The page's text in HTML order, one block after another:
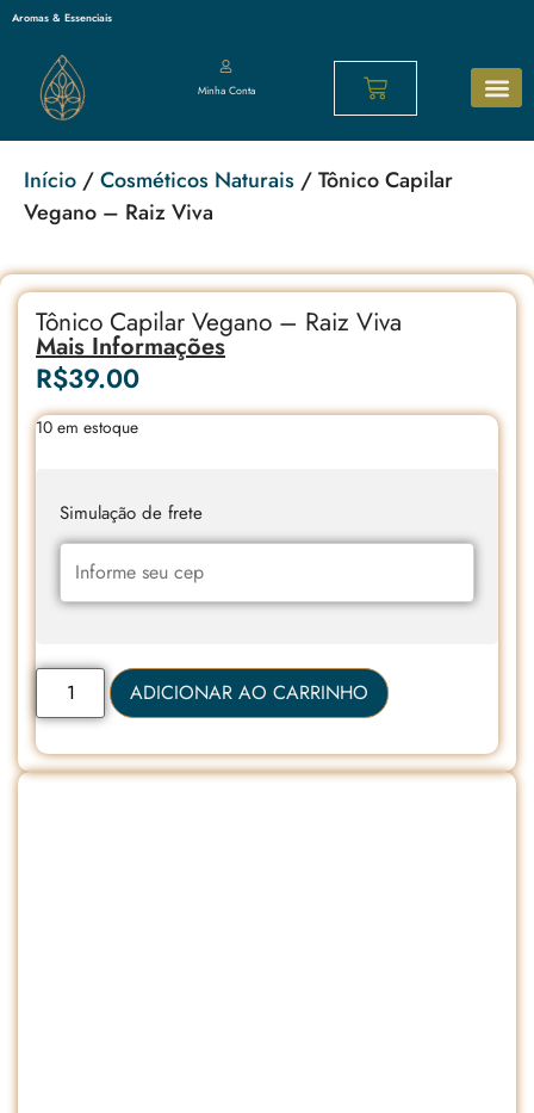
Aromas & Essenciais
Minha Conta
Início /Cosméticos Naturais / Tônico Capilar
Vegano – Raiz Viva
Tônico Capilar Vegano – Raiz Viva
Mais Informações
R$39.00
10 em estoque
Simulação de frete
ADICIONAR AO CARRINHO